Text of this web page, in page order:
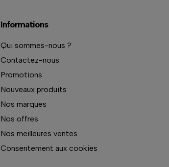
Informations
Qui sommes-nous ?
Contactez-nous
Promotions
Nouveaux produits
Nos marques
Nos offres
Nos meilleures ventes
Consentement aux cookies